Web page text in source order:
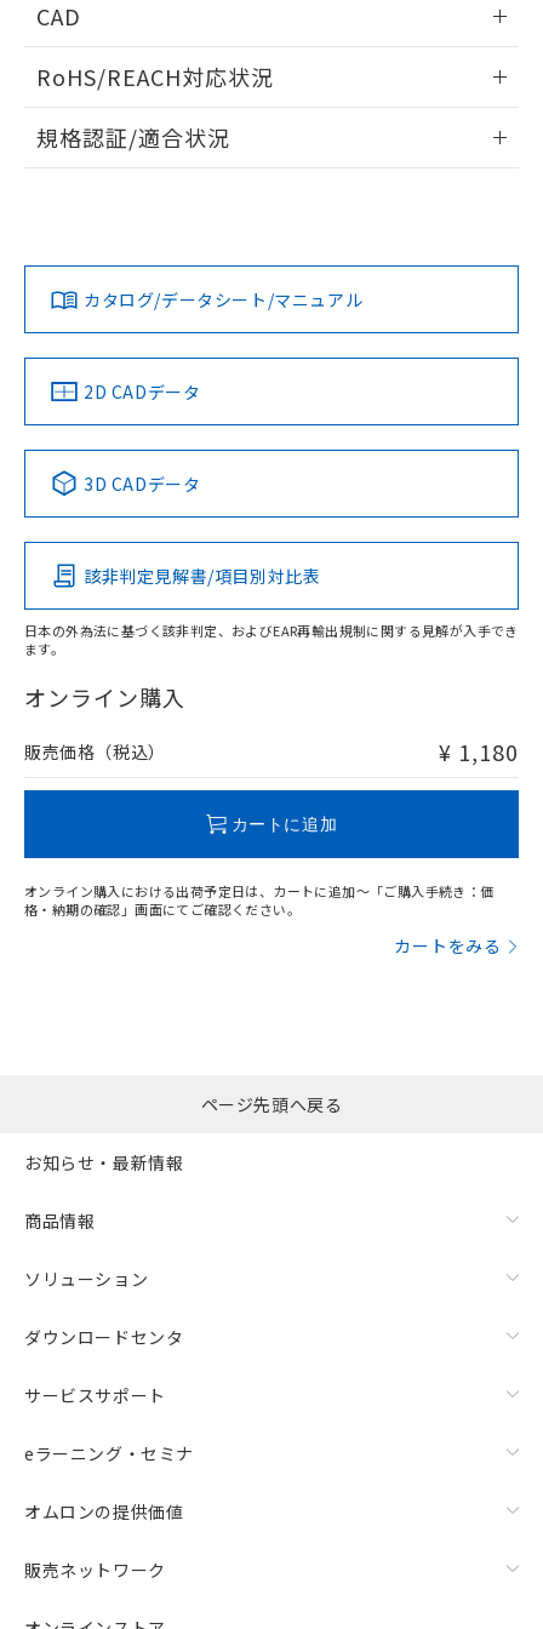
CAD
ドすることができます。
ログイン/会員登録
ダウンロードデータをご利用いただく前に、以下を必ずお読
みください。
ソフトウェアの使用条件
RoHS/REACH対応状況
EU RoHS 注意事項・凡例
対応済み
中国 RoHS 注意事項・凡例
Pb Hg Cd Cr(VI)
O
在庫等で未対応品が混在する可能性があります。
問い合わせください。
規格認証/適合状況
LR型式承認
（イギリス
船舶規格）
DNV型式承認
（ノルウェー
BV型式承認
（フランス
KR型式
（韓国
No No No No
この製品の規格認証/適合状況ページへ
その他の認証はこちらのページからご検索ください
カタログ/データシート/マニュアル
2D CADデータ
3D CADデータ
該非判定見解書/項目別対比表
日本の外為法に基づく該非判定、およびEAR再輸出規制に関する見解が入手でき
ます。
オンライン購入
販売価格（税込） ¥ 1,180
カートに追加
オンライン購入における出荷予定日は、カートに追加～「ご購入手続き：価
格・納期の確認」画面にてご確認ください。
カートをみる
および当社の共同利用者が、当社の製
品・サービスに関するお客様との取
引・商談に必要な範囲で利用すること
をご了承ください。
指します。
※3 非含有証明書ダウンロード
下記の非含有証明書をダウンロードするこ
とができます。
また、RoHS指令のフタル酸エステル類４
物質の対応では、対応完了までの期間は出
荷製品に未対応品が混在することから備考
欄に対応日を記載しておりました。
既に当社にて対応品への在庫切替を完了
していることから、特段のことがない限
り、2022年1月12日より割愛しておりま
す。
合意する
ページ先頭へ戻る
お知らせ・最新情報
商品情報
ソリューション
ダウンロードセンタ
サービスサポート
eラーニング・セミナ
オムロンの提供価値
販売ネットワーク